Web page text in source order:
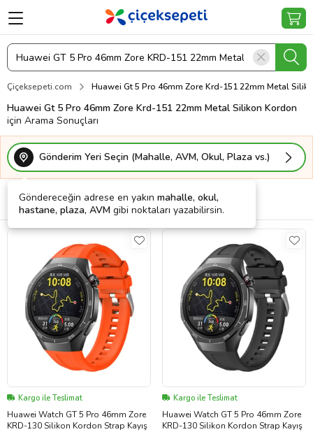
Çiçeksepeti.com Huawei Gt 5 Pro 46mm Zore Krd-151 22mm Metal
Huawei Gt 5 Pro 46mm Zore Krd-151 22mm Metal Silikon Kordon
için Arama Sonuçları
Gönderim Yeri Seçin (Mahalle, AVM, Okul, Plaza vs.)
Göndereceğin adrese en yakın mahalle, okul,
hastane, plaza, AVM gibi noktaları yazabilirsin.
Filtrele Sırala Kargo Bedava
Kargo ile Teslimat
Huawei Watch GT 5 Pro 46mm Zore
KRD-130 Silikon Kordon Strap Kayış
Kargo ile Teslimat
Huawei Watch GT 5 Pro 46mm Zore
KRD-130 Silikon Kordon Strap Kayış